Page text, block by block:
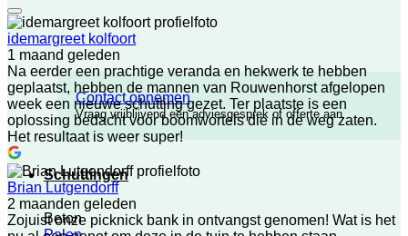
Contact opnemen
Vraag vrijblijvend een adviesgesprek of offerte aan
Schuttingen
Beton
idemargreet kolfoort
1 maand geleden
Na eerder een prachtige veranda en hekwerk te hebben
geplaatst, hebben de mannen van Rouwenhorst afgelopen
week een nieuwe schutting gezet. Ter plaatste is een
oplossing bedacht voor boomwortels die in de weg zaten.
Het resultaat is weer super!
Brian Lutgendorff
2 maanden geleden
Zojuist onze picknick bank in ontvangst genomen! Wat is het